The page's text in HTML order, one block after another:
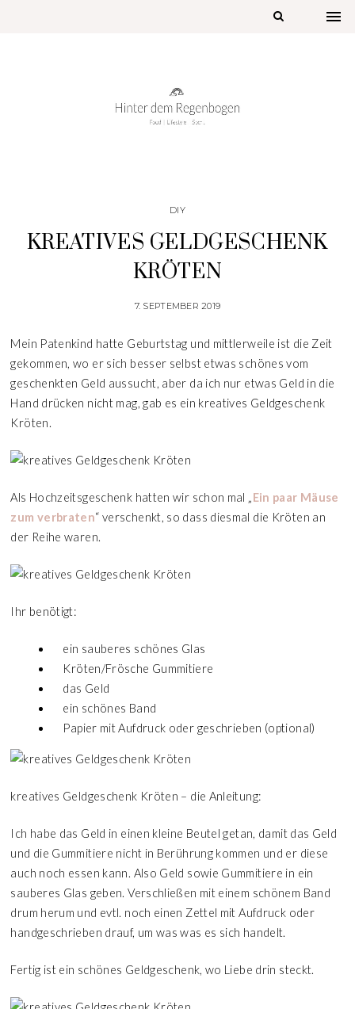
DIY
KREATIVES GELDGESCHENK
KRÖTEN
7. SEPTEMBER 2019
Mein Patenkind hatte Geburtstag und mittlerweile ist die Zeit
gekommen, wo er sich besser selbst etwas schönes vom
geschenkten Geld aussucht, aber da ich nur etwas Geld in die
Hand drücken nicht mag, gab es ein kreatives Geldgeschenk
Kröten.
Als Hochzeitsgeschenk hatten wir schon mal „Ein paar Mäuse
zum verbraten“ verschenkt, so dass diesmal die Kröten an
der Reihe waren.
Ihr benötigt:
ein sauberes schönes Glas
Kröten/Frösche Gummitiere
das Geld
ein schönes Band
Papier mit Aufdruck oder geschrieben (optional)
kreatives Geldgeschenk Kröten – die Anleitung:
Ich habe das Geld in einen kleine Beutel getan, damit das Geld
und die Gummitiere nicht in Berührung kommen und er diese
auch noch essen kann. Also Geld sowie Gummitiere in ein
sauberes Glas geben. Verschließen mit einem schönem Band
drum herum und evtl. noch einen Zettel mit Aufdruck oder
handgeschrieben drauf, um was was es sich handelt.
Fertig ist ein schönes Geldgeschenk, wo Liebe drin steckt.